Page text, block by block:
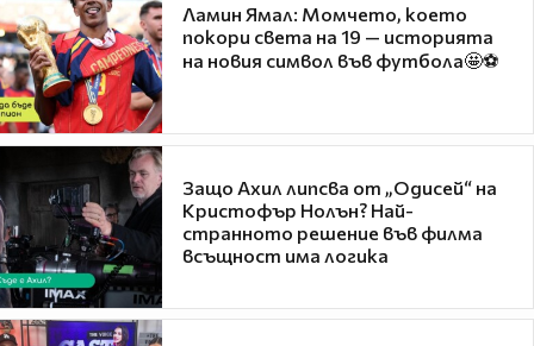
Ламин Ямал: Момчето, което
покори света на 19 — историята
на новия символ във футбола🤩⚽
Защо Ахил липсва от „Одисей“ на
Кристофър Нолън? Най-
странното решение във филма
всъщност има логика